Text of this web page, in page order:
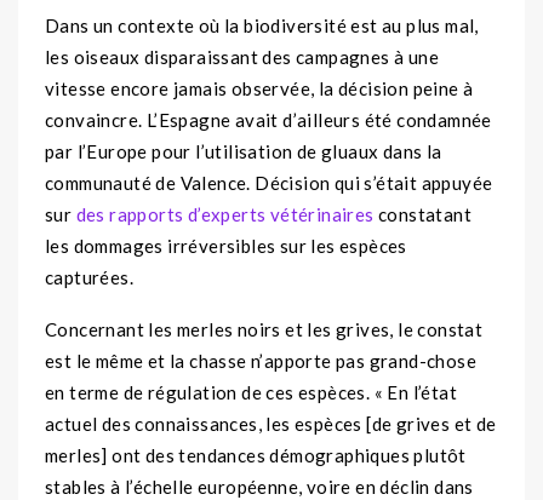
Dans un contexte où la biodiversité est au plus mal,
les oiseaux disparaissant des campagnes à une
vitesse encore jamais observée, la décision peine à
convaincre. L’Espagne avait d’ailleurs été condamnée
par l’Europe pour l’utilisation de gluaux dans la
communauté de Valence. Décision qui s’était appuyée
sur des rapports d’experts vétérinaires constatant
les dommages irréversibles sur les espèces
capturées.
Concernant les merles noirs et les grives, le constat
est le même et la chasse n’apporte pas grand-chose
en terme de régulation de ces espèces. « En l’état
actuel des connaissances, les espèces [de grives et de
merles] ont des tendances démographiques plutôt
stables à l’échelle européenne, voire en déclin dans